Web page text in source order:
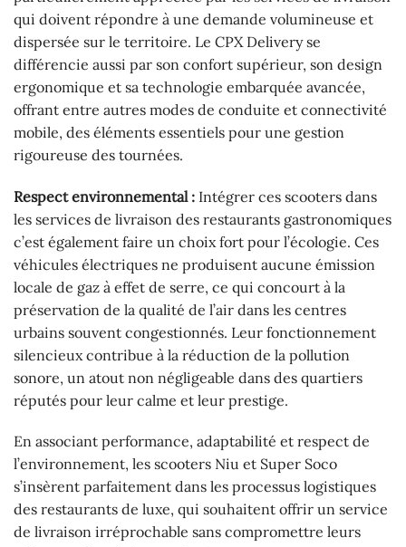
qui doivent répondre à une demande volumineuse et
dispersée sur le territoire. Le CPX Delivery se
différencie aussi par son confort supérieur, son design
ergonomique et sa technologie embarquée avancée,
offrant entre autres modes de conduite et connectivité
mobile, des éléments essentiels pour une gestion
rigoureuse des tournées.
Respect environnemental : Intégrer ces scooters dans
les services de livraison des restaurants gastronomiques
c’est également faire un choix fort pour l’écologie. Ces
véhicules électriques ne produisent aucune émission
locale de gaz à effet de serre, ce qui concourt à la
préservation de la qualité de l’air dans les centres
urbains souvent congestionnés. Leur fonctionnement
silencieux contribue à la réduction de la pollution
sonore, un atout non négligeable dans des quartiers
réputés pour leur calme et leur prestige.
En associant performance, adaptabilité et respect de
l’environnement, les scooters Niu et Super Soco
s’insèrent parfaitement dans les processus logistiques
des restaurants de luxe, qui souhaitent offrir un service
de livraison irréprochable sans compromettre leurs